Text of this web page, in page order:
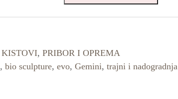
KISTOVI,PRIBOR I OPREMA
,bio sculpture,evo,Gemini,trajni i nadogradnja